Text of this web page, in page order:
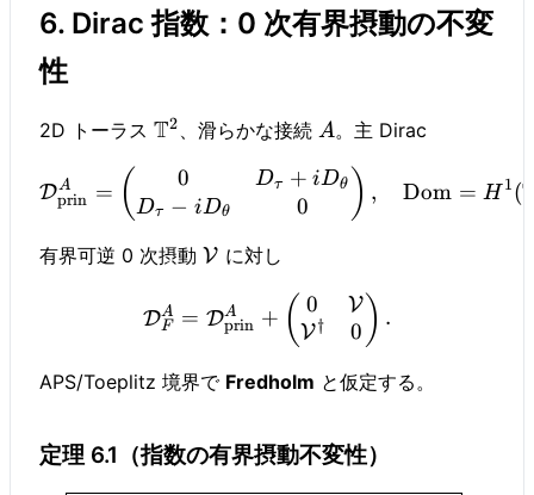
6. Dirac 指数：0 次有界摂動の不変
性
2D トーラス T2、滑らかな接続 A。主 Dirac
Dprin
A = ( 0
Dτ − iDθ
Dτ + iDθ
0 ) , Dom = H 1(
有界可逆 0 次摂動 V に対し
DF
A = Dprin
A + ( 0
V†
V
0 ) .
APS/Toeplitz 境界で Fredholm と仮定する。
定理 6.1（指数の有界摂動不変性）